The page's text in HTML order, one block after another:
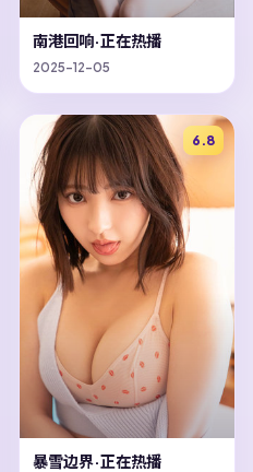
南港回响·正在热播
2025-12-05
6.8
暴雪边界·正在热播